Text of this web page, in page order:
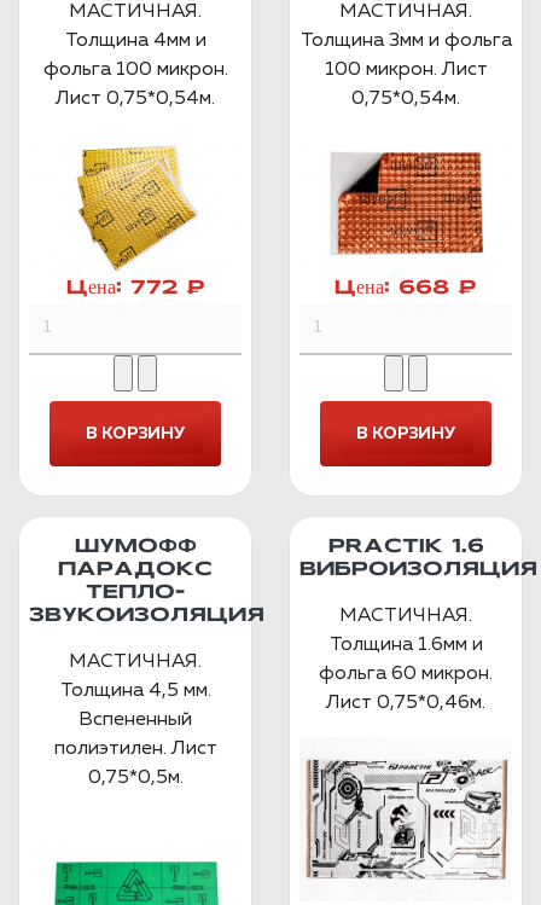
МАСТИЧНАЯ.
Толщина 4мм и
фольга 100 микрон.
Лист 0,75*0,54м.
Цена: 772 ₽
МАСТИЧНАЯ.
Толщина 3мм и фольга
100 микрон. Лист
0,75*0,54м.
Цена: 668 ₽
ШУМОФФ
ПАРАДОКС
ТЕПЛО-
ЗВУКОИЗОЛЯЦИЯ
МАСТИЧНАЯ.
Толщина 4,5 мм.
Вспененный
полиэтилен. Лист
0,75*0,5м.
PRACTIK 1.6
ВИБРОИЗОЛЯЦИЯ
МАСТИЧНАЯ.
Толщина 1.6мм и
фольга 60 микрон.
Лист 0,75*0,46м.